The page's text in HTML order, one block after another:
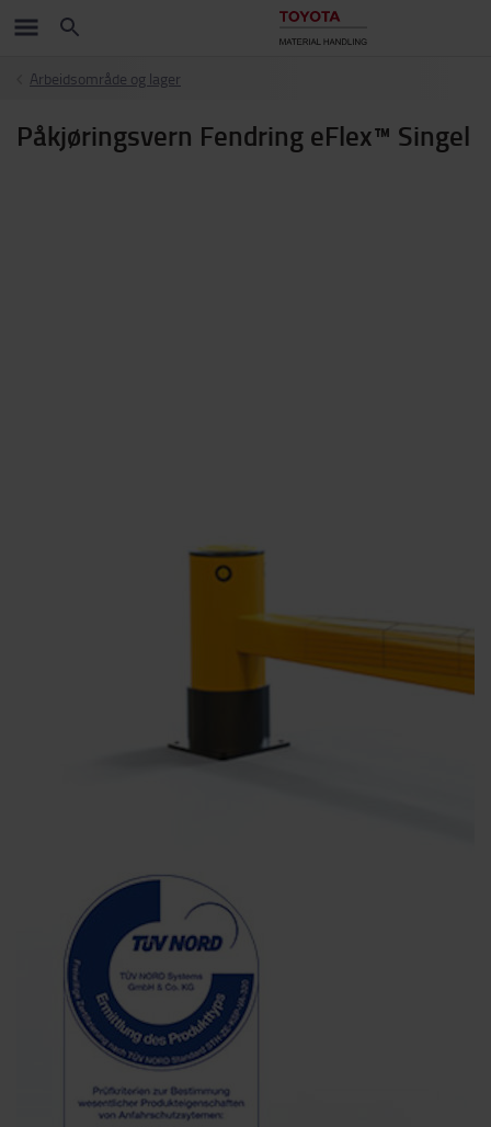
Arbeidsområde og lager
Påkjøringsvern Fendring eFlex™ Singel